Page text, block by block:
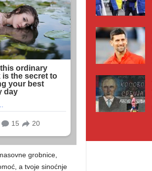
grobnice,
a tvoje sinoćnje